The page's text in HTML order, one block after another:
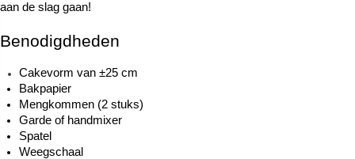
aan de slag gaan!
Benodigdheden
Cakevorm van ±25 cm
Bakpapier
Mengkommen (2 stuks)
Garde of handmixer
Spatel
Weegschaal